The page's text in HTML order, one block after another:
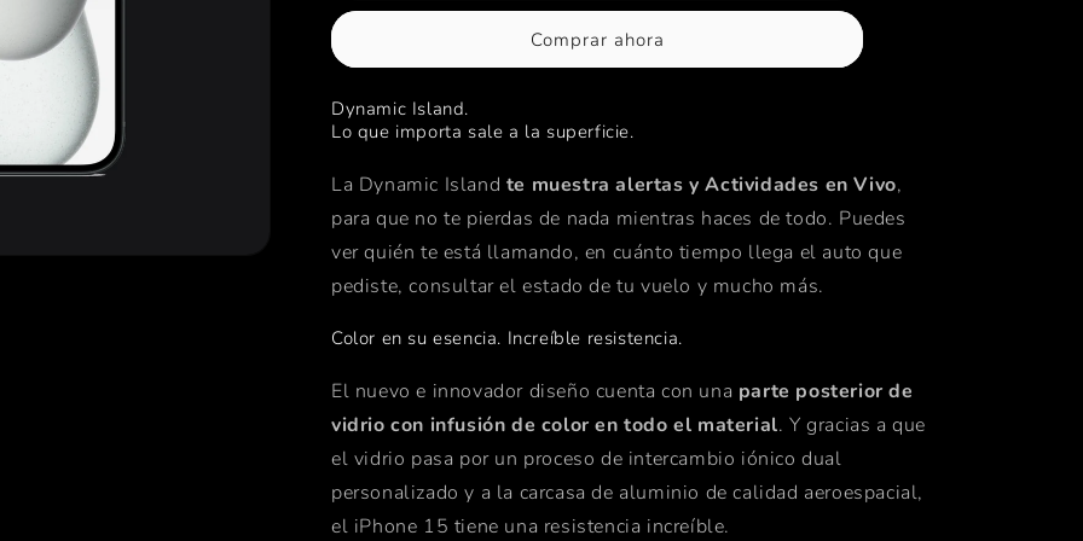
512GB
Negro
512GB
Negro
Comprar ahora
Dynamic Island.
Lo que importa sale a la superficie.
La Dynamic Island te muestra alertas y Actividades en Vivo,
para que no te pierdas de nada mientras haces de todo. Puedes
ver quién te está llamando, en cuánto tiempo llega el auto que
pediste, consultar el estado de tu vuelo y mucho más.
Color en su esencia. Increíble resistencia.
El nuevo e innovador diseño cuenta con una parte posterior de
vidrio con infusión de color en todo el material. Y gracias a que
el vidrio pasa por un proceso de intercambio iónico dual
personalizado y a la carcasa de aluminio de calidad aeroespacial,
el iPhone 15 tiene una resistencia increíble.